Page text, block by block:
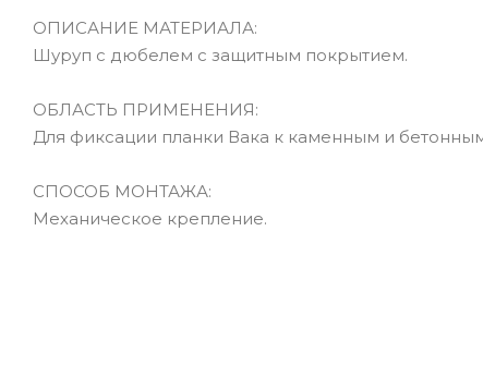
ОПИСАНИЕ МАТЕРИАЛА:
Шуруп с дюбелем с защитным покрытием.
ОБЛАСТЬ ПРИМЕНЕНИЯ:
Для фиксации планки Вака к каменным и
СПОСОБ МОНТАЖА:
Механическое крепление.